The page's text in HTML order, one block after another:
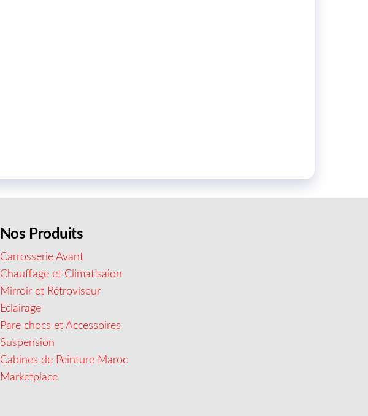
Nos Produits
Carrosserie Avant
Chauffage et Climatisaion
Mirroir et Rétroviseur
Eclairage
Pare chocs et Accessoires
Suspension
Cabines de Peinture Maroc
Marketplace